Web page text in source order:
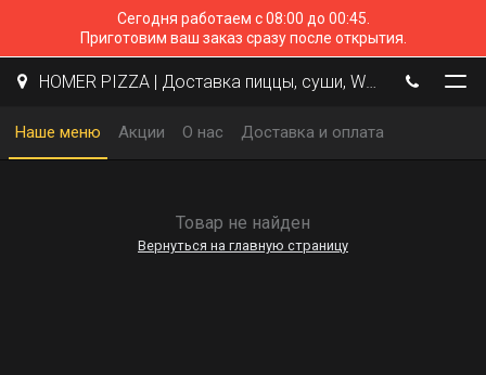
Сегодня работаем с 08:00 до 00:45.
Приготовим ваш заказ сразу после открытия.
HOMER PIZZA | Доставка пиццы, суши, WOK | Курск
Наше меню Акции О нас Доставка и оплата
Товар не найден
Вернуться на главную страницу